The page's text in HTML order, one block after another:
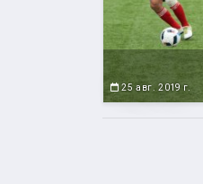
25 авг. 2019 г.